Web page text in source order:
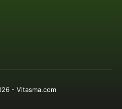
- Vitasma.com